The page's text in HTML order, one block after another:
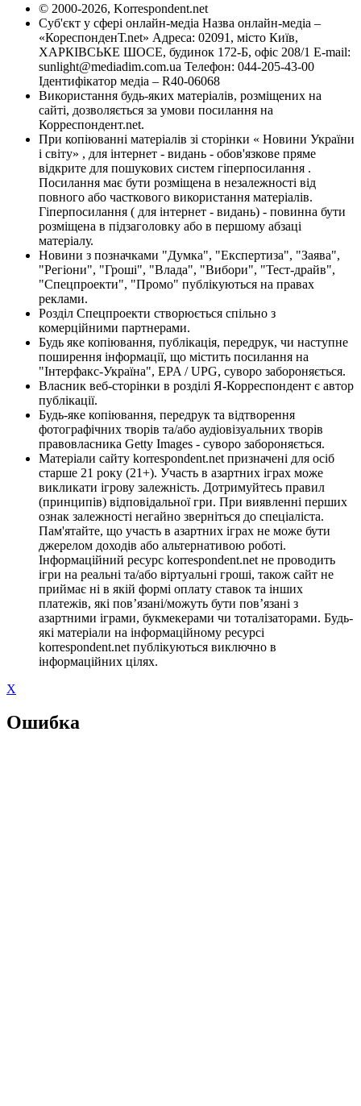
© 2000-2026, Korrespondent.net
Суб'єкт у сфері онлайн-медіа Назва онлайн-медіа –
«КореспонденТ.net» Адреса: 02091, місто Київ,
ХАРКІВСЬКЕ ШОСЕ, будинок 172-Б, офіс 208/1 E-mail:
sunlight@mediadim.com.ua Телефон: 044-205-43-00
Ідентифікатор медіа – R40-06068
Використання будь-яких матеріалів, розміщених на
сайті, дозволяється за умови посилання на
Корреспондент.net.
При копіюванні матеріалів зі сторінки « Новини України
і світу» , для інтернет - видань - обов'язкове пряме
відкрите для пошукових систем гіперпосилання .
Посилання має бути розміщена в незалежності від
повного або часткового використання матеріалів.
Гіперпосилання ( для інтернет - видань) - повинна бути
розміщена в підзаголовку або в першому абзаці
матеріалу.
Новини з позначками "Думка", "Експертиза", "Заява",
"Регіони", "Гроші", "Влада", "Вибори", "Тест-драйв",
"Спецпроекти", "Промо" публікуються на правах
реклами.
Розділ Спецпроекти створюється спільно з
комерційними партнерами.
Будь яке копіювання, публікація, передрук, чи наступне
поширення інформації, що містить посилання на
"Інтерфакс-Україна", EPA / UPG, суворо забороняється.
Власник веб-сторінки в розділі Я-Корреспондент є автор
публікації.
Будь-яке копіювання, передрук та відтворення
фотографічних творів та/або аудіовізуальних творів
правовласника Getty Images - суворо забороняється.
Матеріали сайту korrespondent.net призначені для осіб
старше 21 року (21+). Участь в азартних іграх може
викликати ігрову залежність. Дотримуйтесь правил
(принципів) відповідальної гри. При виявленні перших
ознак залежності негайно зверніться до спеціаліста.
Пам'ятайте, що участь в азартних іграх не може бути
джерелом доходів або альтернативою роботі.
Інформаційний ресурс korrespondent.net не проводить
ігри на реальні та/або віртуальні гроші, також сайт не
приймає ні в якій формі оплату ставок та інших
платежів, які пов’язані/можуть бути пов’язані з
азартними іграми, букмекерами чи тоталізаторами. Будь-
які матеріали на інформаційному ресурсі
korrespondent.net публікуються виключно в
інформаційних цілях.
X
Ошибка